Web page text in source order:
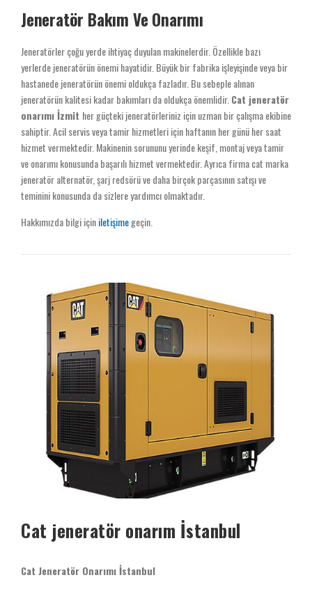
Jeneratör Bakım Ve Onarımı
Jeneratörler çoğu yerde ihtiyaç duyulan makinelerdir. Özellikle bazı
yerlerde jeneratörün önemi hayatidir. Büyük bir fabrika işleyişinde veya bir
hastanede jeneratörün önemi oldukça fazladır. Bu sebeple alınan
jeneratörün kalitesi kadar bakımları da oldukça önemlidir. Cat jeneratör
onarımı İzmit her güçteki jeneratörleriniz için uzman bir çalışma ekibine
sahiptir. Acil servis veya tamir hizmetleri için haftanın her günü her saat
hizmet vermektedir. Makinenin sorununu yerinde keşif, montaj veya tamir
ve onarımı konusunda başarılı hizmet vermektedir. Ayrıca firma cat marka
jeneratör alternatör, şarj redsörü ve daha birçok parçasının satışı ve
teminini konusunda da sizlere yardımcı olmaktadır.
Hakkımızda bilgi içiniletişimegeçin.
Cat jeneratör onarım İstanbul
Cat Jeneratör Onarımı İstanbul